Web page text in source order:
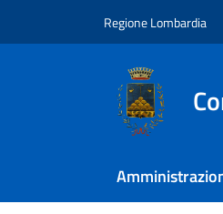
Regione Lombardia